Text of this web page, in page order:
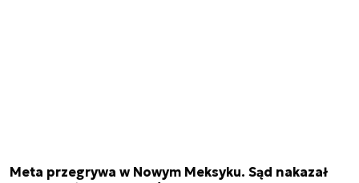
Meta przegrywa w Nowym Meksyku. Sąd nakazał